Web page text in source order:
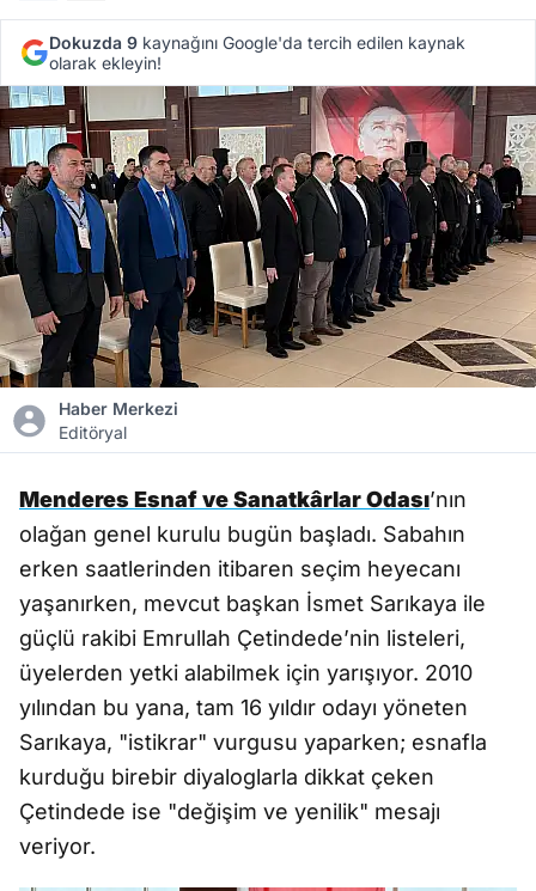
Dokuzda 9 kaynağını Google'da tercih edilen kaynak
olarak ekleyin!
Haber Merkezi
Editöryal
Menderes Esnaf ve Sanatkârlar Odası’nın
olağan genel kurulu bugün başladı. Sabahın
erken saatlerinden itibaren seçim heyecanı
yaşanırken, mevcut başkan İsmet Sarıkaya ile
güçlü rakibi Emrullah Çetindede’nin listeleri,
üyelerden yetki alabilmek için yarışıyor. 2010
yılından bu yana, tam 16 yıldır odayı yöneten
Sarıkaya, "istikrar" vurgusu yaparken; esnafla
kurduğu birebir diyaloglarla dikkat çeken
Çetindede ise "değişim ve yenilik" mesajı
veriyor.